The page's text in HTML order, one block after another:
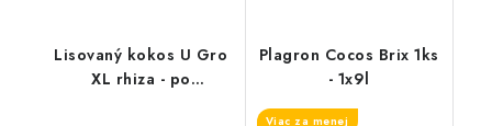
Lisovaný kokos U Gro
XL rhiza - po
Plagron Cocos Brix 1ks
- 1x9l
Viac za menej